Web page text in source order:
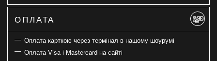
ОПЛАТА
Оплата карткою через термінал в нашому шоурумі
Оплата Visa і Mastercard на сайті